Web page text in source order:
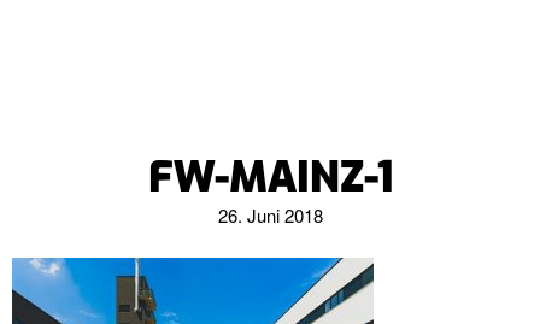
FW-MAINZ-1
26. Juni 2018